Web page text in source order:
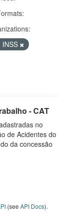
INSS
- CAT
no
de Acidentes do
da concessão
(see API Docs).